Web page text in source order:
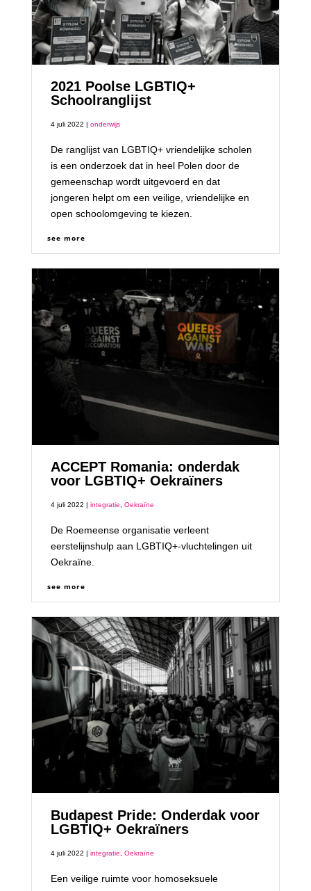
2021 Poolse LGBTIQ+
Schoolranglijst
4 juli 2022 | onderwijs
De ranglijst van LGBTIQ+ vriendelijke scholen
is een onderzoek dat in heel Polen door de
gemeenschap wordt uitgevoerd en dat
jongeren helpt om een veilige, vriendelijke en
open schoolomgeving te kiezen.
see more
ACCEPT Romania: onderdak
voor LGBTIQ+ Oekraïners
4 juli 2022 | integratie, Oekraïne
De Roemeense organisatie verleent
eerstelijnshulp aan LGBTIQ+-vluchtelingen uit
Oekraïne.
see more
Budapest Pride: Onderdak voor
LGBTIQ+ Oekraïners
4 juli 2022 | integratie Oekraïne
Een veilige ruimte voor homoseksuele